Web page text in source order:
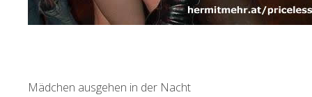
Mädchen ausgehen in der Nacht